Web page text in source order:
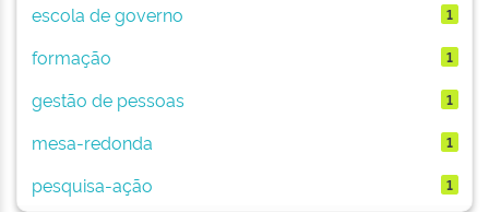
escola de governo
1
formação 1
gestão de pessoas 1
mesa-redonda 1
pesquisa-ação 1